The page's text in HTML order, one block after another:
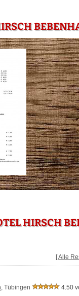
HIRSCH
[ Alle
, Tübingen 4.50